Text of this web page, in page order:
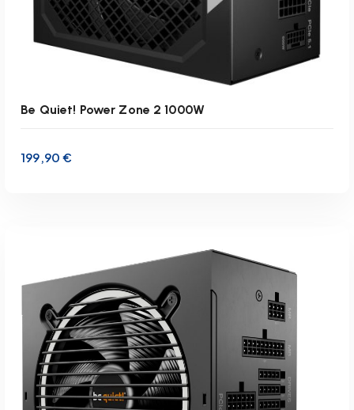
inkl. 19 % MwSt.
zzgl.Versandkosten
Lieferzeit:1-3 Werktage
IN DEN WARENKORB
Be Quiet! Power Zone 2 1000W
199,90€